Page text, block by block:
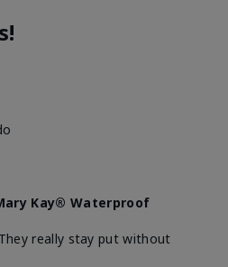
Kay® Waterproof
really stay put without